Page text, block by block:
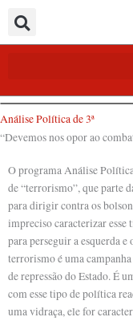
para
o
Análise Política de 3ª
“Devemos nos opor ao
O programa Análise
de “terrorismo”, que parte
para dirigir contra os
impreciso caracterizar esse
para perseguir a esquerda
terrorismo é uma
de repressão do Estado. É
com esse tipo de política
uma vidraça, ele for